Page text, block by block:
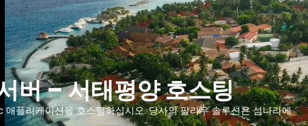
버 – 서태평양 호스팅
플리케이션을 호스팅하십시오. 당사의 팔라우 솔루션은 섬나라에